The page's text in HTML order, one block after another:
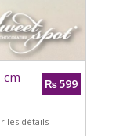
₨599
les détails